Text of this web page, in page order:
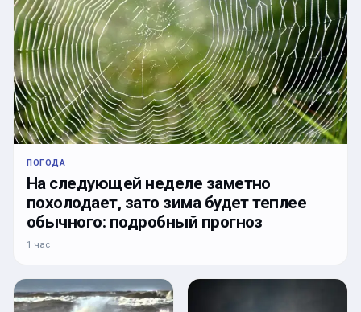
ПОГОДА
На следующей неделе заметно
похолодает, зато зима будет теплее
обычного: подробный прогноз
1 час